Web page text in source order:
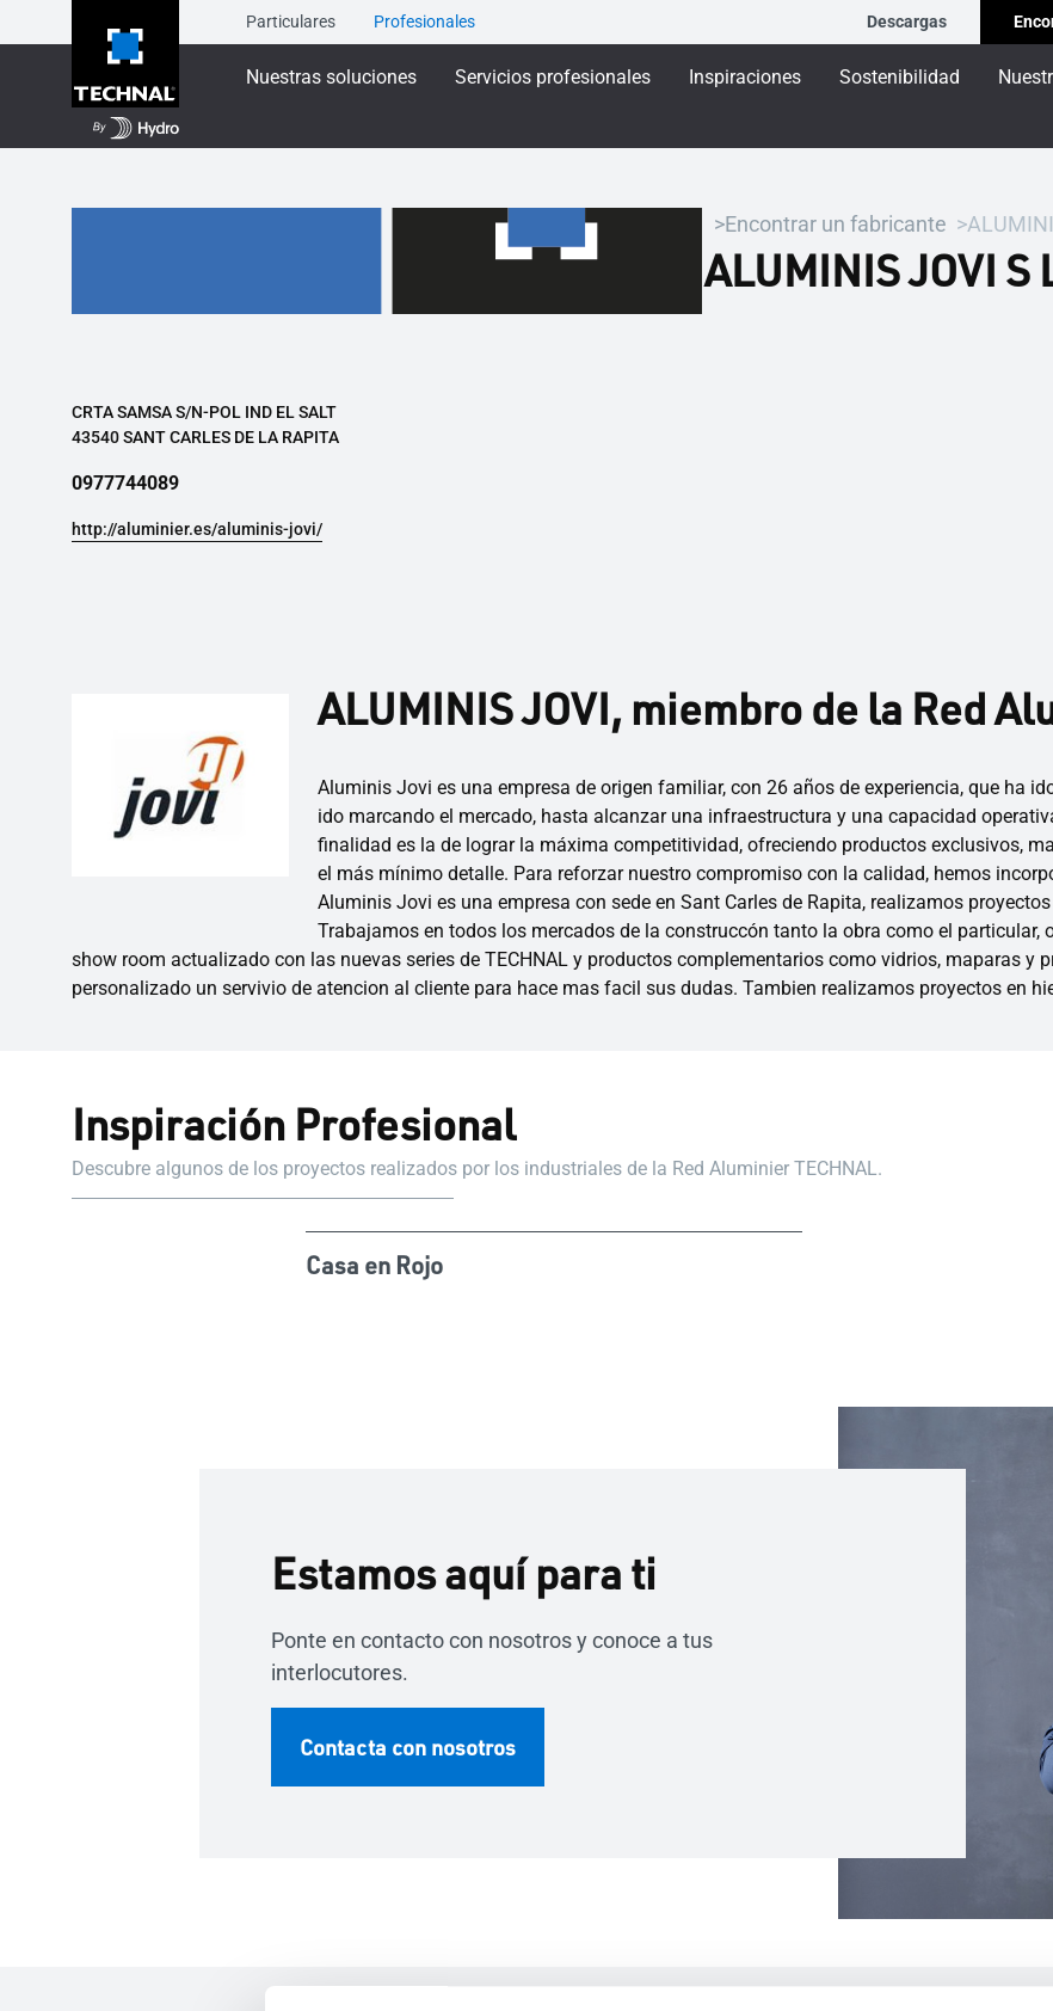
Particulares Profesionales Descargas
Nuestras soluciones Servicios profesionales Inspiraciones Sostenibilidad
Encontrar un fabricante
ALUMINIS JOVI S
CRTA SAMSA S/N-POL IND EL SALT
43540 SANT CARLES DE LA RAPITA
0977744089
http://aluminier.es/aluminis-jovi/
ALUMINIS JOVI, miembro de la Red
Aluminis Jovi es una empresa de origen familiar, con 26 años de experiencia, que ha
ido marcando el mercado, hasta alcanzar una infraestructura y una capacidad
finalidad es la de lograr la máxima competitividad, ofreciendo productos exclusivos,
el más mínimo detalle. Para reforzar nuestro compromiso con la calidad, hemos
Aluminis Jovi es una empresa con sede en Sant Carles de Rapita, realizamos
Trabajamos en todos los mercados de la construccón tanto la obra como el
show room actualizado con las nuevas series de TECHNAL y productos complementarios como vidrios, maparas y
personalizado un servivio de atencion al cliente para hace mas facil sus dudas. Tambien realizamos proyectos en
Inspiración Profesional
Descubre algunos de los proyectos realizados por los industriales de la Red Aluminier TECHNAL.
Casa en Rojo
Estamos aquí para ti
Ponte en contacto con nosotros y conoce a tus
interlocutores.
Contacta con nosotros